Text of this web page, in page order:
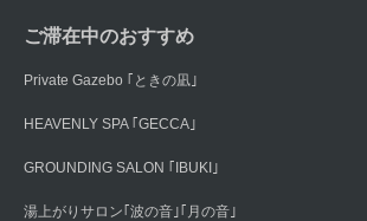
ご滞在中のおすすめ
Private Gazebo ｢ときの凪｣
HEAVENLY SPA ｢GECCA｣
GROUNDING SALON ｢IBUKI｣
湯上がりサロン｢波の音｣｢月の音｣